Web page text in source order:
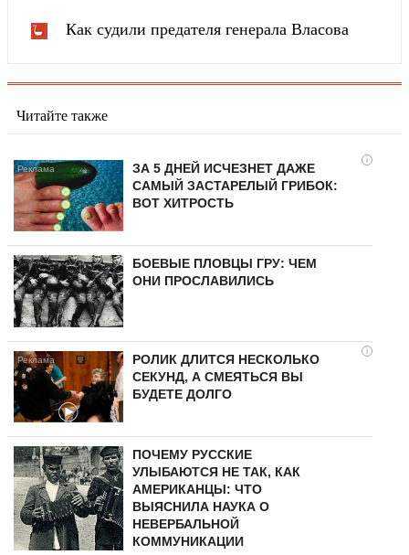
Как судили предателя генерала Власова
Читайте также
i
ЗА 5 ДНЕЙ ИСЧЕЗНЕТ ДАЖЕ
САМЫЙ ЗАСТАРЕЛЫЙ ГРИБОК:
ВОТ ХИТРОСТЬ
БОЕВЫЕ ПЛОВЦЫ ГРУ: ЧЕМ
ОНИ ПРОСЛАВИЛИСЬ
i
РОЛИК ДЛИТСЯ НЕСКОЛЬКО
СЕКУНД, А СМЕЯТЬСЯ ВЫ
БУДЕТЕ ДОЛГО
ПОЧЕМУ РУССКИЕ
УЛЫБАЮТСЯ НЕ ТАК, КАК
АМЕРИКАНЦЫ: ЧТО
ВЫЯСНИЛА НАУКА О
НЕВЕРБАЛЬНОЙ
КОММУНИКАЦИИ